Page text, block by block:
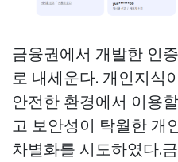
금융권에서 개발한 인
로 내세운다. 개인지식
안전한 환경에서 이용
고 보안성이 탁월한 개
차별화를 시도하였다.